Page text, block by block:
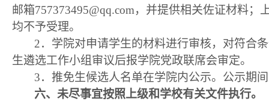
邮箱757373495@qq.com，并提供相关佐证材料；
均不予受理。
2． 学院对申请学生的材料进行审核，对符合
生遴选工作小组审议后报学院党政联席会审定。
3． 推免生候选人名单在学院内公示。公示期
六、 未尽事宜按照上级和学校有关文件执行。